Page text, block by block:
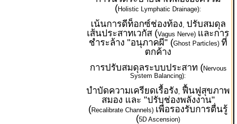
(Holistic Lymphatic Drainage):
เน้นการดีท็อกซ์ช่องท้อง, ปรับสมดุล
เส้นประสาทเวกัส (Vagus Nerve) และการ
ชำระล้าง "อนุภาคผี" (Ghost Particles) ที่
ตกค้าง
การปรับสมดุลระบบประสาท (Nervous
System Balancing):
บำบัดความเครียดเรื้อรัง, ฟื้นฟูสุขภาพ
สมอง และ "ปรับช่องพลังงาน"
(Recalibrate Channels) เพื่อรองรับการตื่นรู้
(5D Ascension)